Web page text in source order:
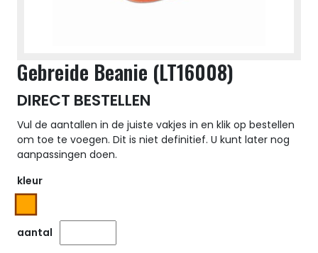
Gebreide Beanie (LT16008)
DIRECT BESTELLEN
Vul de aantallen in de juiste vakjes in en klik op bestellen
om toe te voegen. Dit is niet definitief. U kunt later nog
aanpassingen doen.
kleur
aantal